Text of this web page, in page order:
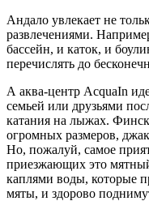
Андало увлекает не
развлечениями.
бассейн, и каток, и
перечислять до
А аква-центр AcquaIn
семьей или друзьями
катания на лыжах.
огромных размеров,
Но, пожалуй, самое
приезжающих это
каплями воды, которые
мяты, и здорово